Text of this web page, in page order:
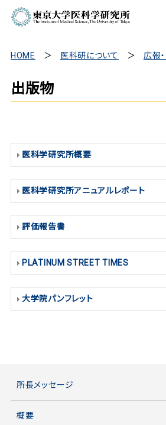
HOME 医科研について 広報
出版物
医科学研究所概要
医科学研究所アニュアルレポート
評価報告書
PLATINUM STREET TIMES
大学院パンフレット
所長メッセージ
概要